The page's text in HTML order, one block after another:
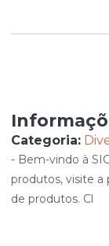
Categoria:
- Bem-vindo à
produtos, visite a
de produtos. Cl